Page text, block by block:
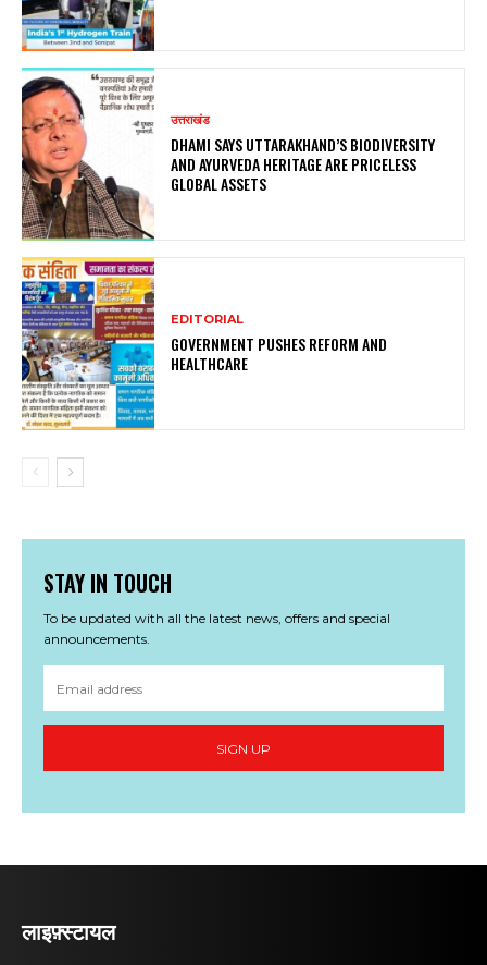
उत्तराखंड
DHAMI SAYS UTTARAKHAND’S BIODIVERSITY
AND AYURVEDA HERITAGE ARE PRICELESS
GLOBAL ASSETS
EDITORIAL
GOVERNMENT PUSHES REFORM AND
HEALTHCARE
STAY IN TOUCH
To be updated with all the latest news, offers and special
announcements.
SIGN UP
लाइफ़्स्टायल